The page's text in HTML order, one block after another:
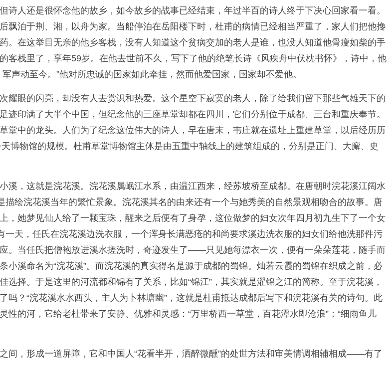
人还是很怀念他的故乡，如今故乡的战事已经结束，年过半百的诗人终于下决心回家看一看。
泊于荆、湘，以舟为家。当船停泊在岳阳楼下时，杜甫的病情已经相当严重了，家人们把他搀
在这举目无亲的他乡客栈，没有人知道这个贫病交加的老人是谁，也没人知道他骨瘦如柴的手
客栈里了，享年59岁。在他去世前不久，写下了他的绝笔长诗《风疾舟中伏枕书怀》，诗中，他
声动至今。”他对所忠诚的国家如此牵挂，然而他爱国家，国家却不爱他。
耀眼的闪亮，却没有人去赏识和热爱。这个星空下寂寞的老人，除了给我们留下那些气雄天下的
印满了大半个中国，但纪念他的三座草堂却都在四川，它们分别位于成都、三台和重庆奉节。
中的龙头。人们为了纪念这位伟大的诗人，早在唐末，韦庄就在遗址上重建草堂，以后经历历
博物馆的规模。杜甫草堂博物馆主体是由五重中轴线上的建筑组成的，分别是正门、大廨、史
溪，这就是浣花溪。浣花溪属岷江水系，由温江西来，经苏坡桥至成都。在唐朝时浣花溪江阔水
绘浣花溪当年的繁忙景象。浣花溪其名的由来还有一个与她秀美的自然景观相吻合的故事。唐
她梦见仙人给了一颗宝珠，醒来之后便有了身孕，这位做梦的妇女次年四月初九生下了一个女
天，任氏在浣花溪边洗衣服，一个浑身长满恶疮的和尚要求溪边洗衣服的妇女们给他洗那件污
。当任氏把僧袍放进溪水搓洗时，奇迹发生了——只见她每漂衣一次，便有一朵朵莲花，随手而
溪命名为“浣花溪”。而浣花溪的真实得名是源于成都的蜀锦。灿若云霞的蜀锦在织成之前，必
择。于是这里的河流都和锦有了关系，比如“锦江”，其实就是濯锦之江的简称。至于浣花溪，
？“浣花溪水水西头，主人为卜林塘幽”，这就是杜甫抵达成都后写下和浣花溪有关的诗句。此
的河，它给老杜带来了安静、优雅和灵感：“万里桥西一草堂，百花潭水即沧浪”；“细雨鱼儿
间，形成一道屏障，它和中国人“花看半开，洒醉微醺”的处世方法和审美情调相辅相成——有了